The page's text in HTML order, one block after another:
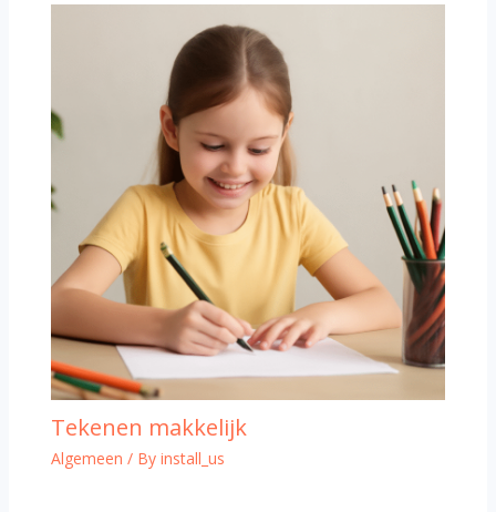
Tekenen makkelijk
Algemeen / By install_us